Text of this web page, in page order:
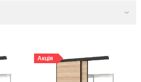
Акція